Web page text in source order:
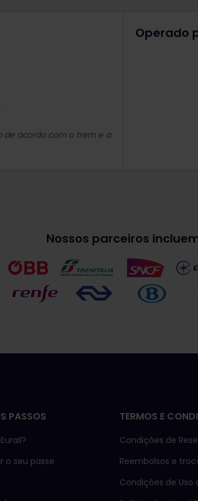
de acordo com o trem e a
Operado
Nossos parceiros
PASSOS
o seu passe
TERMOS E
Condições de
Reembolsos e
Condições de Uso